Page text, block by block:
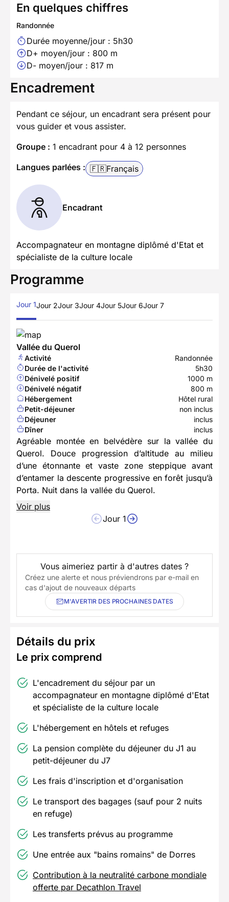
En quelques chiffres
Randonnée
Durée moyenne/jour : 5h30
D+ moyen/jour : 800 m
D- moyen/jour : 817 m
Encadrement
Pendant ce séjour, un encadrant sera présent pour
vous guider et vous assister.
Groupe : 1 encadrant pour 4 à 12 personnes
Langues parlées : 🇫🇷Français
Encadrant
Accompagnateur en montagne diplômé d'Etat et
spécialiste de la culture locale
Programme
Jour 1Jour 2Jour 3Jour 4Jour 5Jour 6Jour 7
Vallée du Querol
Activité
Randonnée
Durée de l'activité
5h30
Dénivelé positif
1000 m
Dénivelé négatif
800 m
Hébergement
Hôtel rural
Petit-déjeuner
non inclus
Déjeuner
inclus
Dîner
inclus
Agréable montée en belvédère sur la vallée du
Querol. Douce progression d’altitude au milieu
d’une étonnante et vaste zone steppique avant
d’entamer la descente progressive en forêt jusqu’à
Porta. Nuit dans la vallée du Querol.
Voir plus
Jour 1
Vous aimeriez partir à d'autres dates ?
Créez une alerte et nous préviendrons par e-mail en
cas d'ajout de nouveaux départs
M'AVERTIR DES PROCHAINES DATES
Détails du prix
Le prix comprend
L'encadrement du séjour par un
accompagnateur en montagne diplômé d'Etat
et spécialiste de la culture locale
L'hébergement en hôtels et refuges
La pension complète du déjeuner du J1 au
petit-déjeuner du J7
Les frais d'inscription et d'organisation
Le transport des bagages (sauf pour 2 nuits
en refuge)
Les transferts prévus au programme
Une entrée aux "bains romains" de Dorres
Contribution à la neutralité carbone mondiale
offerte par Decathlon Travel